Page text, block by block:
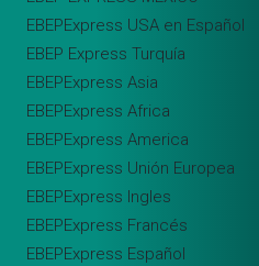
EBEPExpress USA en Español
EBEP Express Turquía
EBEPExpress Asia
EBEPExpress Africa
EBEPExpress America
EBEPExpress Unión Europea
EBEPExpress Ingles
EBEPExpress Francés
EBEPExpress Español